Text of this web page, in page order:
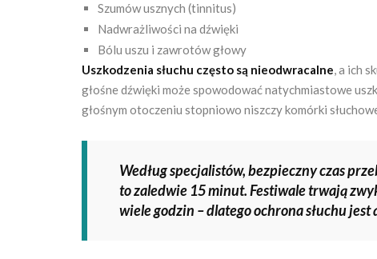
Szumów usznych (tinnitus)
Nadwrażliwości na dźwięki
Bólu uszu i zawrotów głowy
Uszkodzenia słuchu często są nieodwracalne, a ich
głośne dźwięki może spowodować natychmiastowe
głośnym otoczeniu stopniowo niszczy komórki
Według specjalistów, bezpieczny czas
to zaledwie 15 minut. Festiwale trwają
wiele godzin – dlatego ochrona słuchu